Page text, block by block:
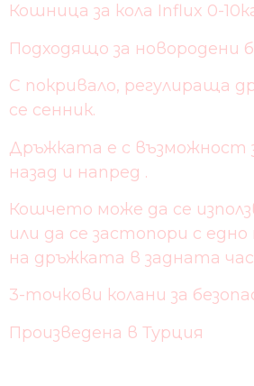
Кошница за кола Influx 0-
Подходящо за новородени
С покривало, регулираща
се сенник.
Дръжката е с възможност
назад и напред .
Кошчето може да се
или да се застопори с
на дръжката в задната
3-точкови колани за
Произведена в Турция